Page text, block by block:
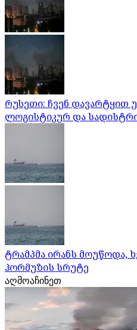
რუსეთი: ჩვენ დავარტყით
ლოგისტიკურ და
ტრამპმა ირანს მოუწოდა,
ჰორმუზის სრუტე
აღმოაჩინეთ